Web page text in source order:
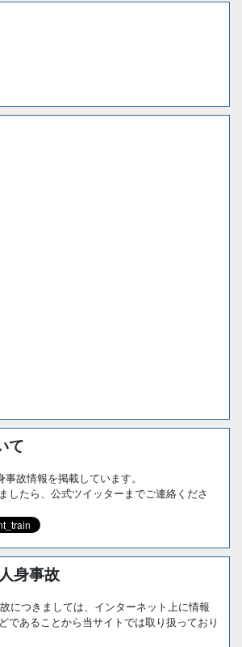
て
故情報を掲載しています。
したら、公式ツイッターまでご連絡くださ
身事故
につきましては、インターネット上に情報
であることから当サイトでは取り扱っており